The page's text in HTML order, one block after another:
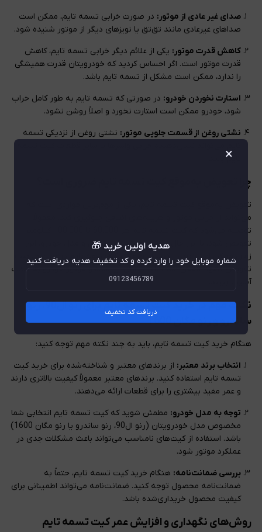
صدای غیر عادی از موتور: در صورت خرابی تسمه تایم، ممکن است
صداهای غیرعادی مانند تق‌تق یا نویزهای دیگر از موتور شنیده شود.
کاهش قدرت موتور: یکی از علائم دیگر خرابی تسمه تایم، کاهش
قدرت موتور است. اگر احساس کردید که خودرویتان قدرت همیشگی
را ندارد، ممکن است مشکل از تسمه تایم باشد.
استارت نخوردن خودرو: در صورتی که تسمه تایم به طور کامل خراب
شود، خودرو ممکن است استارت نخورد و اصلاً روشن نشود.
نشتی روغن از قسمت جلویی موتور: نشتی روغن از نزدیکی تسمه
تایم باشد.
چرا تعویض به‌موقع کیت تسمه تایم ضروری است؟
تعویض به‌موقع کیت تسمه تایم، یکی از مهم‌ترین مواردی است که
می‌تواند از خرابی موتور و هزینه‌های اضافی جلوگیری کند. معمولاً
تعویض شود. با این حال، بسته به شرایط رانندگی و مدل خودرو، این
زمان ممکن است تغییر کند. در صورتی که تسمه تایم در زمان مناسب
تعویض نشود، ممکن است باعث پارگی آن شده و موتور خودرو به شدت
آسیب ببیند.
نکات مهم در خرید کیت تسمه تایم برای رنو ال90، رنو
ساندرو و رنو مگان 1600
هنگام خرید کیت تسمه تایم، باید به چند نکته مهم توجه کنید:
انتخاب برند معتبر: از برندهای معتبر و شناخته‌شده برای خرید کیت
تسمه تایم استفاده کنید. برندهای معتبر معمولاً کیفیت بالاتری دارند
و عمر مفید بیشتری را برای قطعات ارائه می‌دهند.
توجه به مدل خودرو: مطمئن شوید که کیت تسمه تایم انتخابی شما
مخصوص مدل خودرویتان (رنو ال90، رنو ساندرو یا رنو مگان 1600)
باشد. استفاده از کیت‌های نامناسب می‌تواند باعث مشکلات جدی در
عملکرد موتور شود.
بررسی ضمانت‌نامه: هنگام خرید کیت تسمه تایم، حتماً به
ضمانت‌نامه محصول توجه کنید. ضمانت‌نامه می‌تواند اطمینانی برای
کیفیت محصول خریداری‌شده باشد.
روش‌های نگهداری و افزایش عمر کیت تسمه تایم
×
هدیه اولین خرید 🎁
شماره موبایل خود را وارد کرده و کد تخفیف هدیه دریافت کنید
دریافت کد تخفیف